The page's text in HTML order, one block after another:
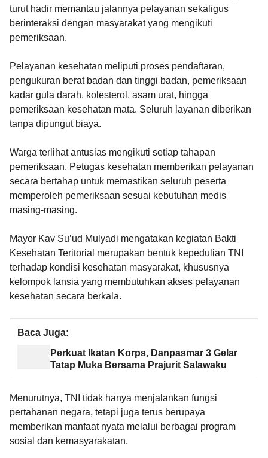
turut hadir memantau jalannya pelayanan sekaligus
berinteraksi dengan masyarakat yang mengikuti
pemeriksaan.
Pelayanan kesehatan meliputi proses pendaftaran,
pengukuran berat badan dan tinggi badan, pemeriksaan
kadar gula darah, kolesterol, asam urat, hingga
pemeriksaan kesehatan mata. Seluruh layanan diberikan
tanpa dipungut biaya.
Warga terlihat antusias mengikuti setiap tahapan
pemeriksaan. Petugas kesehatan memberikan pelayanan
secara bertahap untuk memastikan seluruh peserta
memperoleh pemeriksaan sesuai kebutuhan medis
masing-masing.
Mayor Kav Su’ud Mulyadi mengatakan kegiatan Bakti
Kesehatan Teritorial merupakan bentuk kepedulian TNI
terhadap kondisi kesehatan masyarakat, khususnya
kelompok lansia yang membutuhkan akses pelayanan
kesehatan secara berkala.
Baca Juga:
Perkuat Ikatan Korps, Danpasmar 3 Gelar
Tatap Muka Bersama Prajurit Salawaku
Menurutnya, TNI tidak hanya menjalankan fungsi
pertahanan negara, tetapi juga terus berupaya
memberikan manfaat nyata melalui berbagai program
sosial dan kemasyarakatan.